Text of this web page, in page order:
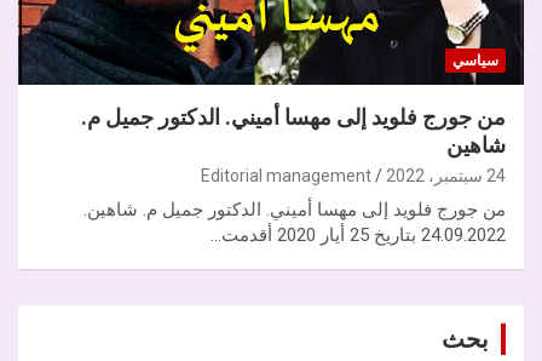
سياسي
من جورج فلويد إلى مهسا أميني. الدكتور جميل م.
شاهين
24 سبتمبر، 2022 Editorial management
من جورج فلويد إلى مهسا أميني. الدكتور جميل م. شاهين.
24.09.2022 بتاريخ 25 أيار 2020 أقدمت…
بحث